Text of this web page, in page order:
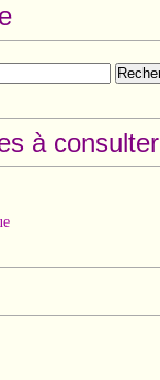
à consulter